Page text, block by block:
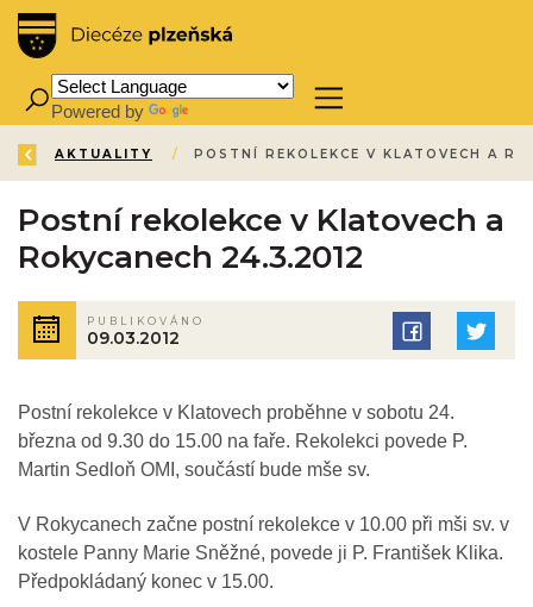
Powered by
ZPĚT
ÚVOD /
AKTUALITY /
Postní rekolekce v Klatovech a
Rokycanech 24.3.2012
PUBLIKOVÁNO
09.03.2012
Postní rekolekce v Klatovech proběhne v sobotu 24.
března od 9.30 do 15.00 na faře. Rekolekci povede P.
Martin Sedloň OMI, součástí bude mše sv.
V Rokycanech začne postní rekolekce v 10.00 při mši sv. v
kostele Panny Marie Sněžné, povede ji P. František Klika.
Předpokládaný konec v 15.00.